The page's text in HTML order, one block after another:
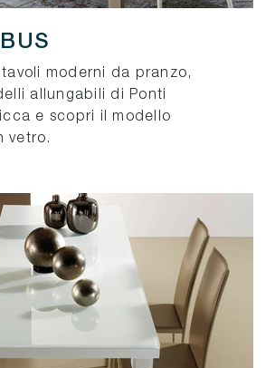
moderni da pranzo,
allungabili di Ponti
e scopri il modello
vetro.